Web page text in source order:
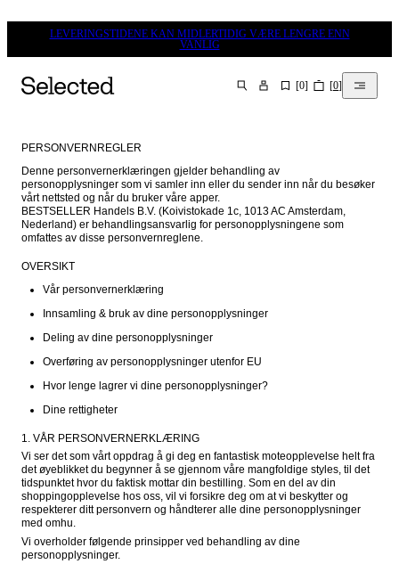
LEVERINGSTIDENE KAN MIDLERTIDIG VÆRE LENGRE ENN
VANLIG
SØK [0] [0]
PERSONVERNREGLER
Denne personvernerklæringen gjelder behandling av
personopplysninger som vi samler inn eller du sender inn når du besøker
vårt nettsted og når du bruker våre apper.
BESTSELLER Handels B.V. (Koivistokade 1c, 1013 AC Amsterdam,
Nederland) er behandlingsansvarlig for personopplysningene som
omfattes av disse personvernreglene.
OVERSIKT
Vår personvernerklæring
Innsamling & bruk av dine personopplysninger
Deling av dine personopplysninger
Overføring av personopplysninger utenfor EU
Hvor lenge lagrer vi dine personopplysninger?
Dine rettigheter
1. VÅR PERSONVERNERKLÆRING
Vi ser det som vårt oppdrag å gi deg en fantastisk moteopplevelse helt fra
det øyeblikket du begynner å se gjennom våre mangfoldige styles, til det
tidspunktet hvor du faktisk mottar din bestilling. Som en del av din
shoppingopplevelse hos oss, vil vi forsikre deg om at vi beskytter og
respekterer ditt personvern og håndterer alle dine personopplysninger
med omhu.
Vi overholder følgende prinsipper ved behandling av dine
personopplysninger.